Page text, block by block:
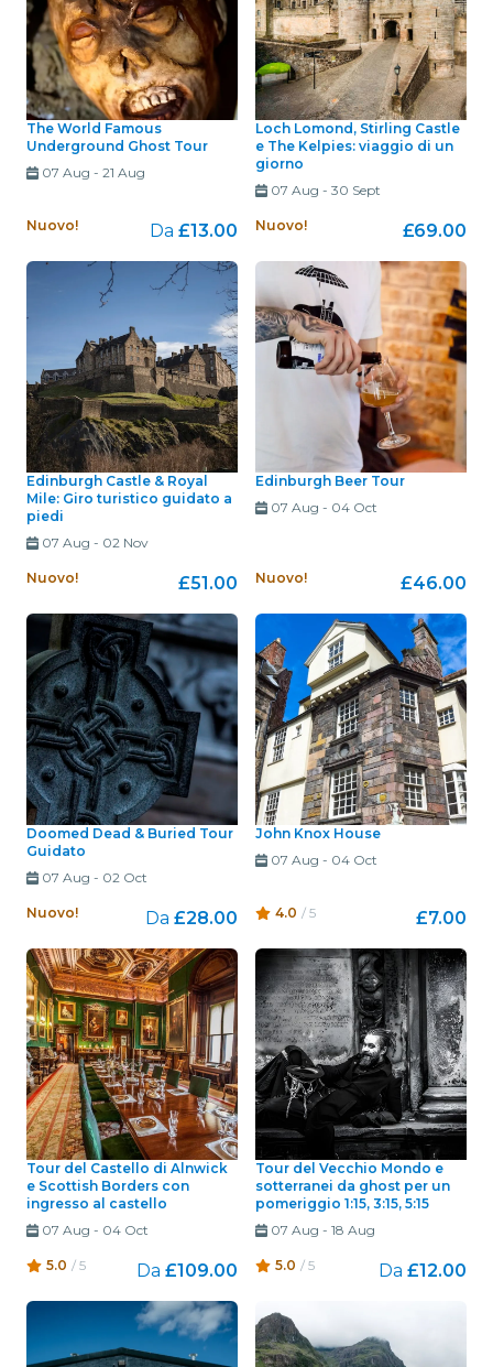
The World Famous
Underground Ghost Tour
07 Aug - 21 Aug
Nuovo! Da £13.00
Loch Lomond, Stirling Castle
e The Kelpies: viaggio di un
giorno
07 Aug - 30 Sept
Nuovo! £69.00
Edinburgh Castle & Royal
Mile: Giro turistico guidato a
piedi
07 Aug - 02 Nov
Nuovo! £51.00
Edinburgh Beer Tour
07 Aug - 04 Oct
Nuovo! £46.00
Doomed Dead & Buried Tour
Guidato
07 Aug - 02 Oct
Nuovo! Da £28.00
John Knox House
07 Aug - 04 Oct
4.0 / 5 £7.00
Tour del Castello di Alnwick
e Scottish Borders con
ingresso al castello
07 Aug - 04 Oct
5.0 / 5 Da £109.00
Tour del Vecchio Mondo e
sotterranei da ghost per un
pomeriggio 1:15, 3:15, 5:15
07 Aug - 18 Aug
5.0 / 5 Da £12.00